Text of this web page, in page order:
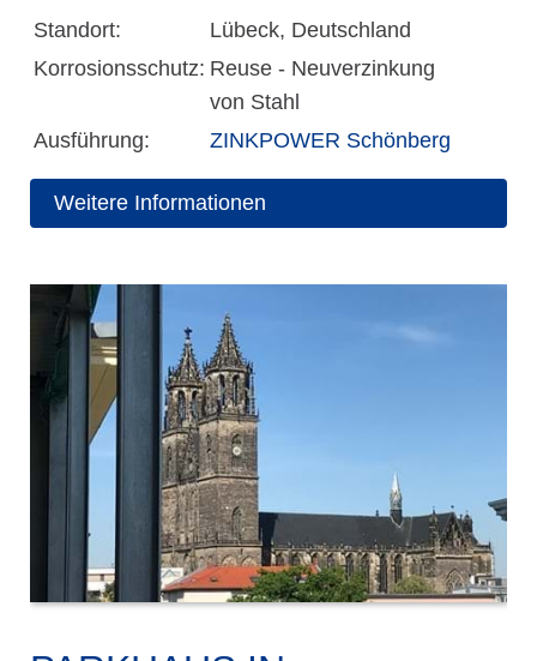
Standort:
Lübeck, Deutschland
Korrosionsschutz: Reuse - Neuverzinkung
von Stahl
Ausführung:
ZINKPOWER Schönberg
Weitere Informationen